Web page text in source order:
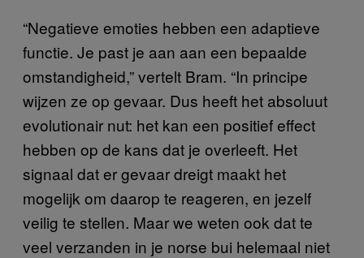
“Negatieve emoties hebben een adaptieve
functie. Je past je aan aan een bepaalde
omstandigheid,” vertelt Bram. “In principe
wijzen ze op gevaar. Dus heeft het absoluut
evolutionair nut: het kan een positief effect
hebben op de kans dat je overleeft. Het
signaal dat er gevaar dreigt maakt het
mogelijk om daarop te reageren, en jezelf
veilig te stellen. Maar we weten ook dat te
veel verzanden in je norse bui helemaal niet